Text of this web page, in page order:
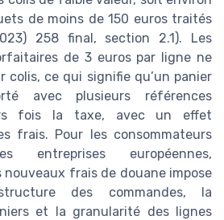
de moins de 150 euros traités
258 final, section 2.1). Les
de 3 euros par ligne ne
colis, ce qui signifie qu’un panier
avec plusieurs références
fois la taxe, avec un effet
frais. Pour les consommateurs
entreprises européennes,
nouveaux frais de douane impose
des commandes, la
et la granularité des lignes